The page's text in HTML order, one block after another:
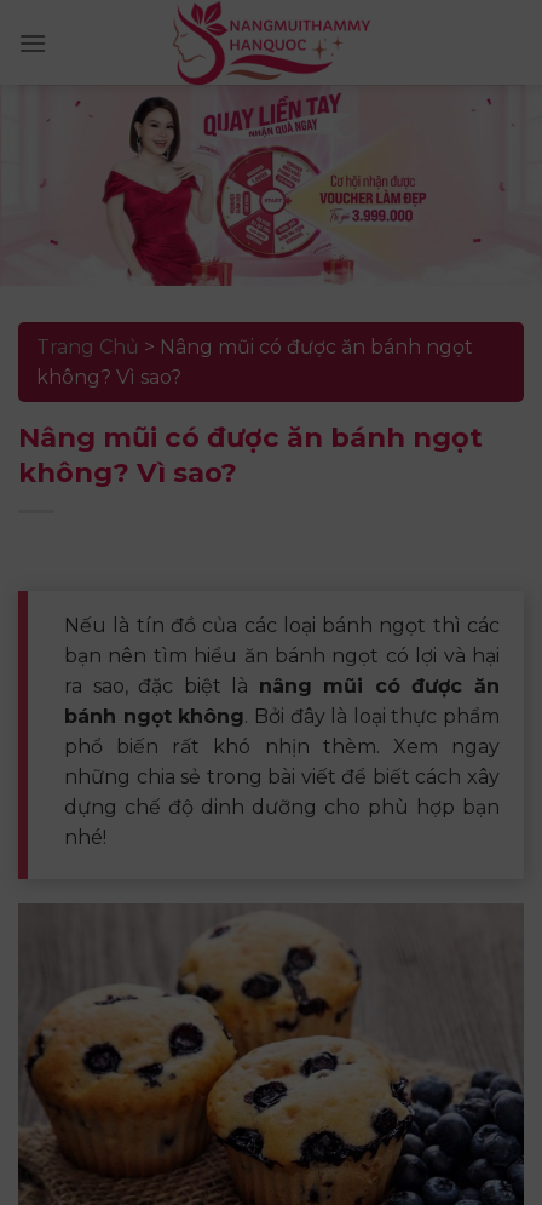
Trang Chủ > Nâng mũi có được ăn bánh ngọt
không? Vì sao?
Nâng mũi có được ăn bánh ngọt
không? Vì sao?
Nếu là tín đồ của các loại bánh ngọt thì các
bạn nên tìm hiểu ăn bánh ngọt có lợi và hại
ra sao, đặc biệt là nâng mũi có được ăn
bánh ngọt không. Bởi đây là loại thực phẩm
phổ biến rất khó nhịn thèm. Xem ngay
những chia sẻ trong bài viết để biết cách xây
dựng chế độ dinh dưỡng cho phù hợp bạn
nhé!